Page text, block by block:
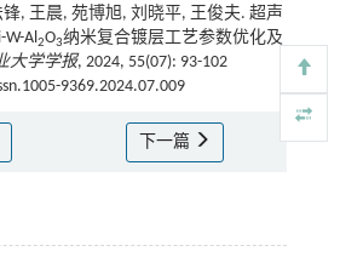
, 王晨, 苑博旭, 刘晓平, 王俊夫. 超声
Al2O3纳米复合镀层工艺参数优化及
大学学报, 2024, 55(07): 93-102
9369.2024.07.009
下一篇